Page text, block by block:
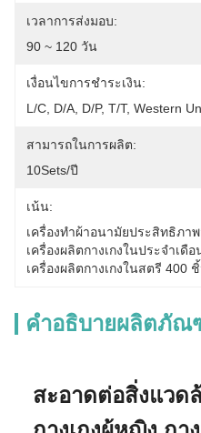
เวลาการส่งมอบ:
90 ~ 120 วัน
เงื่อนไขการชำระเงิน:
L/C, D/A, D/P, T/T, Western
สามารถในการผลิต:
10Sets/ปี
เน้น:
เครื่องทำผ้าอนามัยประสิทธิภา
เครื่องผลิตกางเกงในประจำเ
เครื่องผลิตกางเกงในสตรี 400
คำอธิบายผลิตภัณ
สะอาดต่อสิ่งแวด